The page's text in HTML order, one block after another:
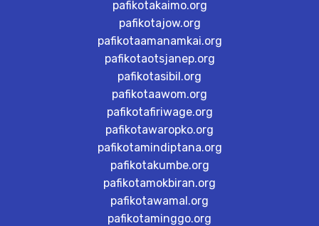
pafikotakaimo.org
pafikotajow.org
pafikotaamanamkai.org
pafikotaotsjanep.org
pafikotasibil.org
pafikotaawom.org
pafikotafiriwage.org
pafikotawaropko.org
pafikotamindiptana.org
pafikotakumbe.org
pafikotamokbiran.org
pafikotawamal.org
pafikotaminggo.org